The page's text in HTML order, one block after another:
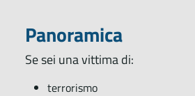
Panoramica
Se sei una vittima di:
terrorismo